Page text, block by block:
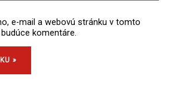
e-mail a webovú stránku v tomto
komentáre.